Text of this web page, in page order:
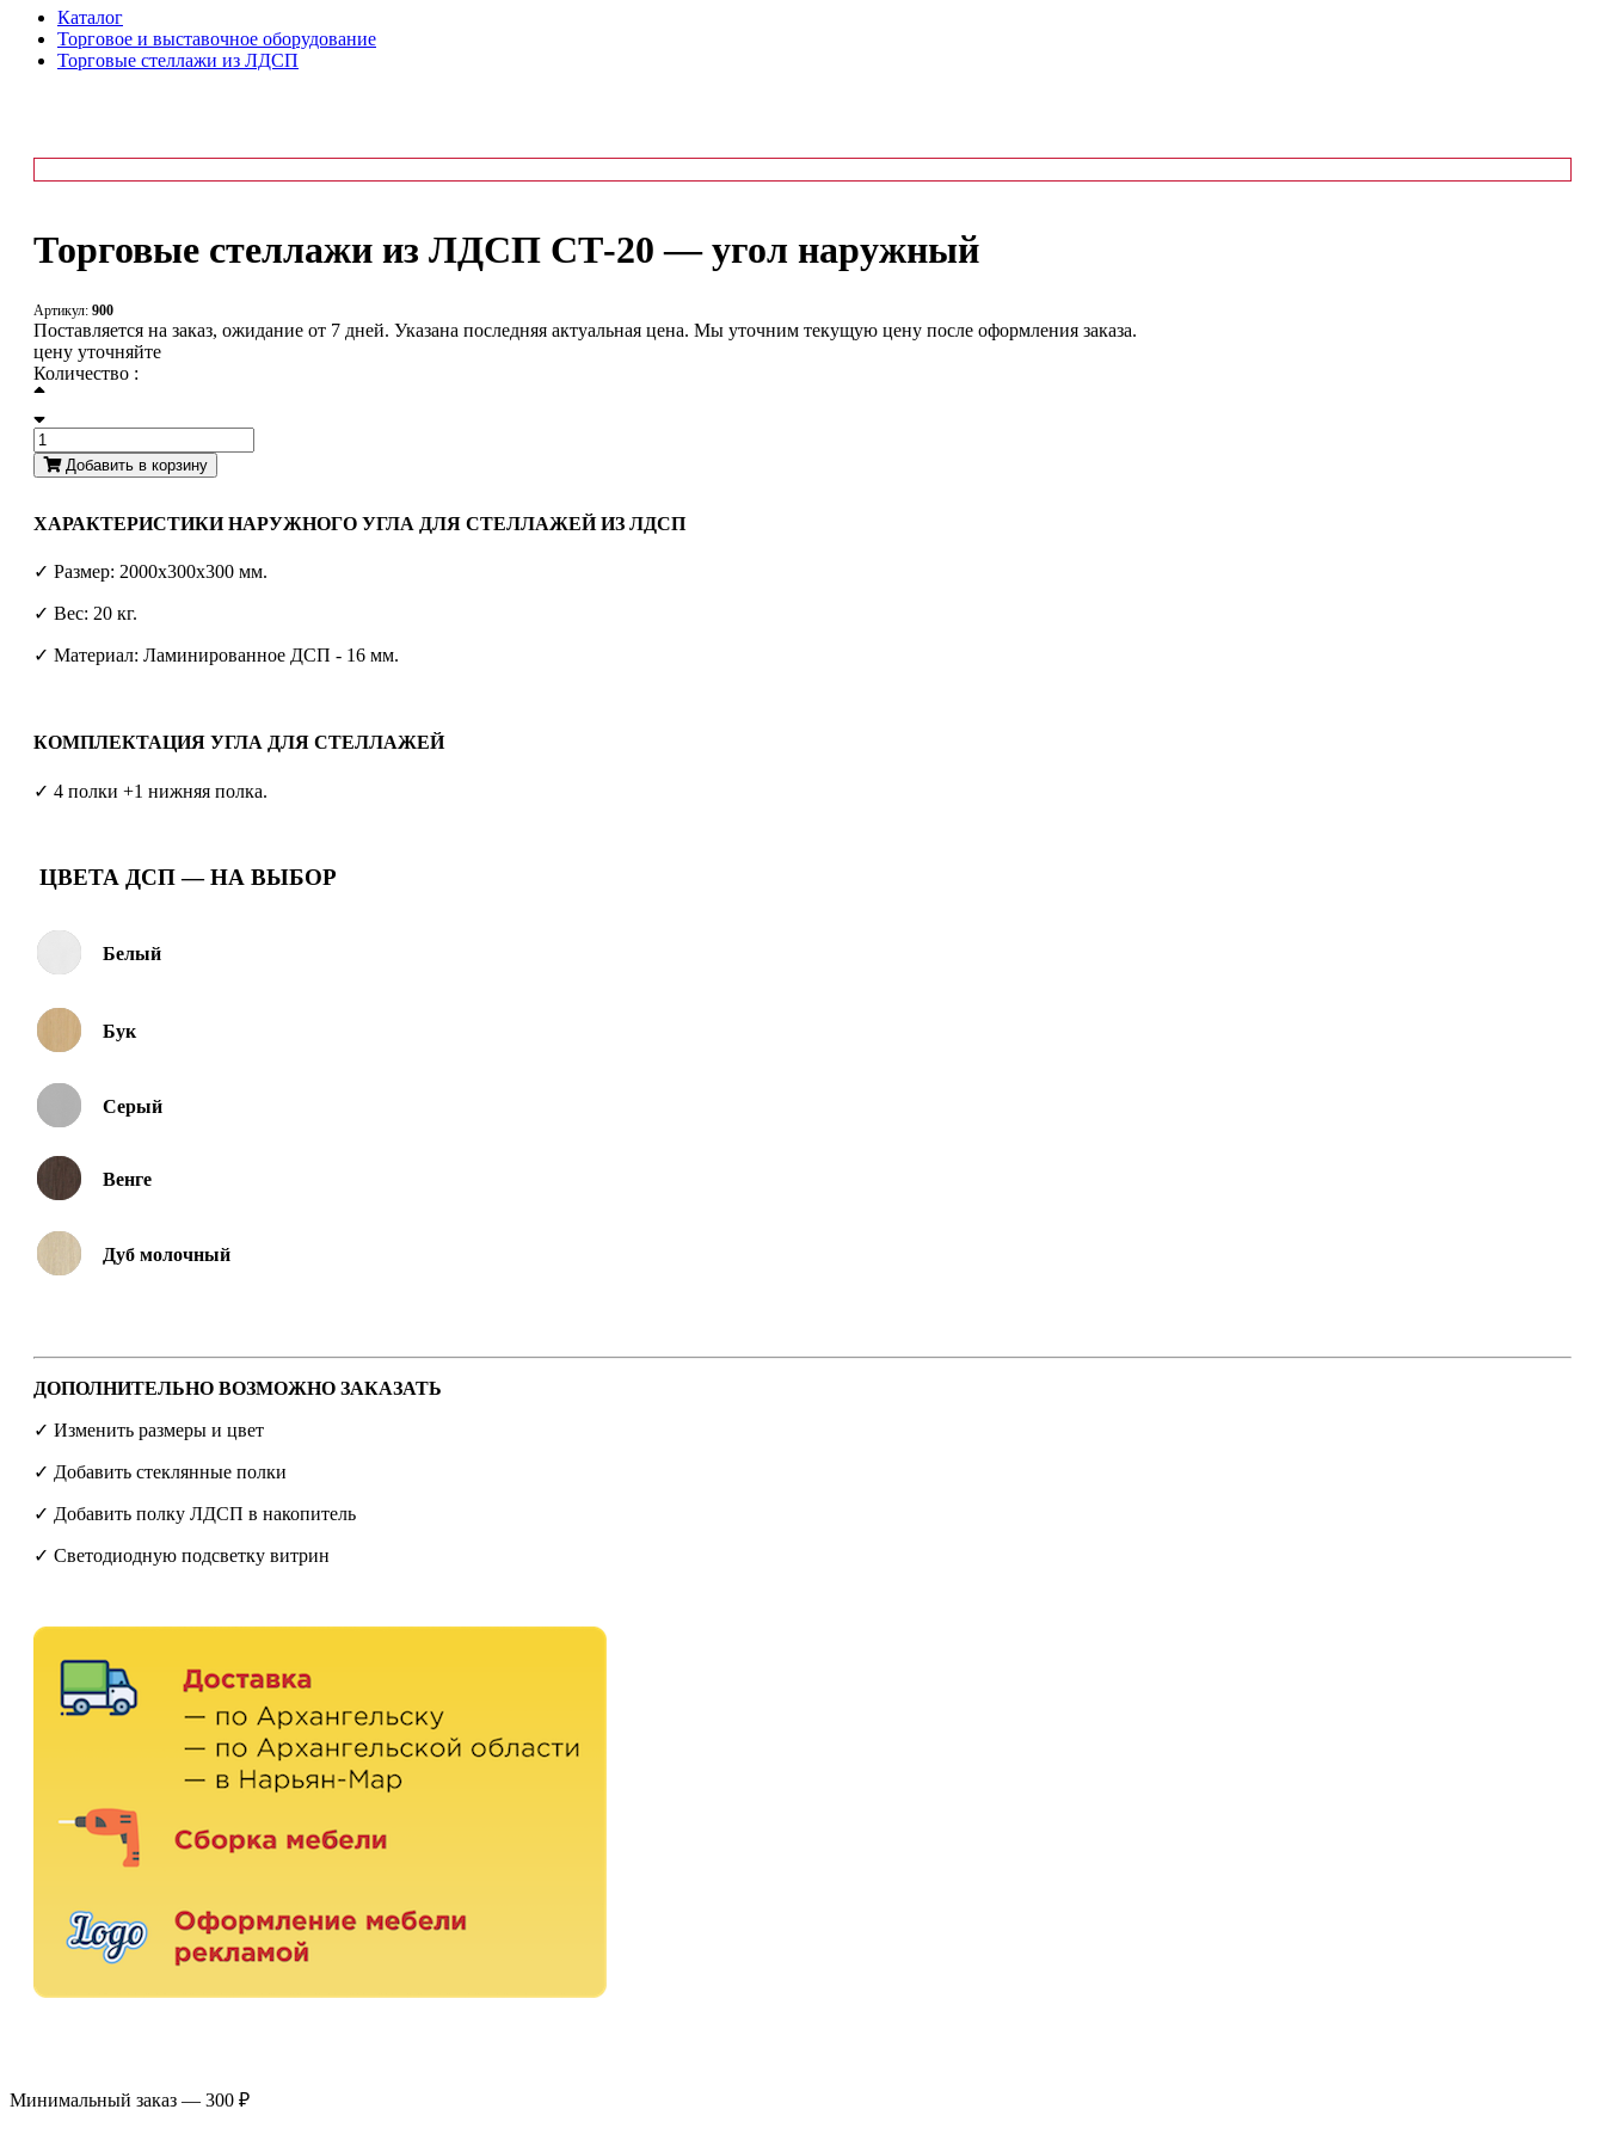
Каталог
Торговое и выставочное оборудование
Торговые стеллажи из ЛДСП
Торговые стеллажи из ЛДСП СТ-20 — угол наружный
Артикул: 900
Поставляется на заказ, ожидание от 7 дней. Указана последняя актуальная цена. Мы уточним текущую цену после оформления заказа.
цену уточняйте
Количество :
Добавить в корзину
ХАРАКТЕРИСТИКИ НАРУЖНОГО УГЛА ДЛЯ СТЕЛЛАЖЕЙ ИЗ ЛДСП
✓ Размер: 2000х300х300 мм.
✓ Вес: 20 кг.
✓ Материал: Ламинированное ДСП - 16 мм.
КОМПЛЕКТАЦИЯ УГЛА ДЛЯ СТЕЛЛАЖЕЙ
✓ 4 полки +1 нижняя полка.
ЦВЕТА ДСП — НА ВЫБОР
Белый
Бук
Серый
Венге
Дуб молочный
ДОПОЛНИТЕЛЬНО ВОЗМОЖНО ЗАКАЗАТЬ
✓ Изменить размеры и цвет
✓ Добавить стеклянные полки
✓ Добавить полку ЛДСП в накопитель
✓ Светодиодную подсветку витрин
Минимальный заказ — 300 ₽